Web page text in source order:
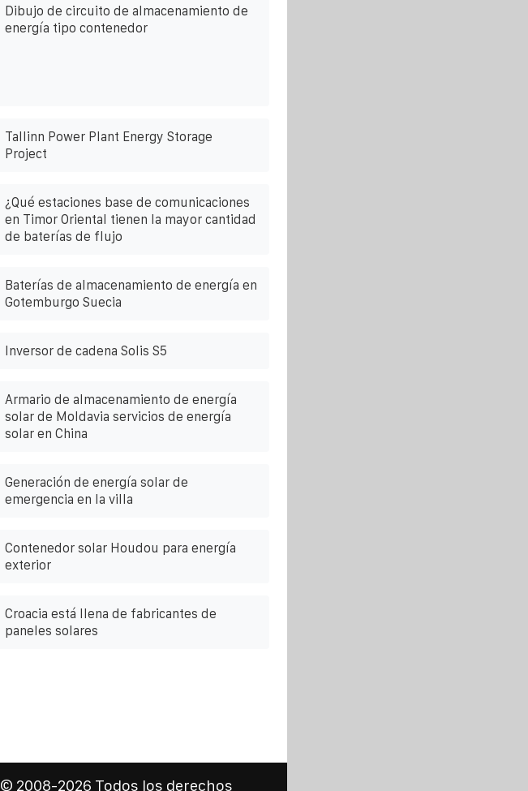
Dibujo de circuito de almacenamiento de
energía tipo contenedor
Tallinn Power Plant Energy Storage
Project
¿Qué estaciones base de comunicaciones
en Timor Oriental tienen la mayor cantidad
de baterías de flujo
Baterías de almacenamiento de energía en
Gotemburgo Suecia
Inversor de cadena Solis S5
Armario de almacenamiento de energía
solar de Moldavia servicios de energía
solar en China
Generación de energía solar de
emergencia en la villa
Contenedor solar Houdou para energía
exterior
Croacia está llena de fabricantes de
paneles solares
© 2008-2026 Todos los derechos